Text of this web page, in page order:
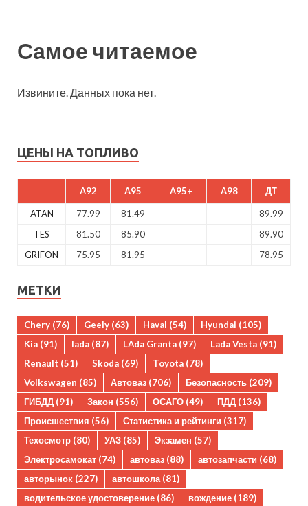
Самое читаемое
Извините. Данных пока нет.
ЦЕНЫ НА ТОПЛИВО
A92 A95 A95+ A98 ДТ
ATAN 77.99 81.49
89.99
TES
81.50 85.90
89.90
GRIFON
75.95 81.95 78.95
МЕТКИ
Chery (76) Geely (63) Haval (54) Hyundai (105)
Kia (91) lada (87) LAda Granta (97) Lada Vesta (91)
Renault (51) Skoda (69) Toyota (78)
Volkswagen (85) Автоваз (706) Безопасность (209)
ГИБДД (91) Закон (556) ОСАГО (49) ПДД (136)
Происшествия (56) Статистика и рейтинги (317)
Техосмотр (80) УАЗ (85) Экзамен (57)
Электросамокат (74) автоваз (88) автозапчасти (68)
авторынок (227) автошкола (81)
водительское удостоверение (86) вождение (189)